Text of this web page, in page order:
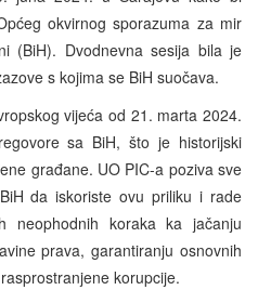
okvirnog sporazuma za mir
(BiH). Dvodnevna sesija bila je
s kojima se BiH suočava.
vijeća od 21. marta 2024.
sa BiH, što je historijski
građane. UO PIC-a poziva sve
da iskoriste ovu priliku i rade
neophodnih koraka ka jačanju
prava, garantiranju osnovnih
korupcije.